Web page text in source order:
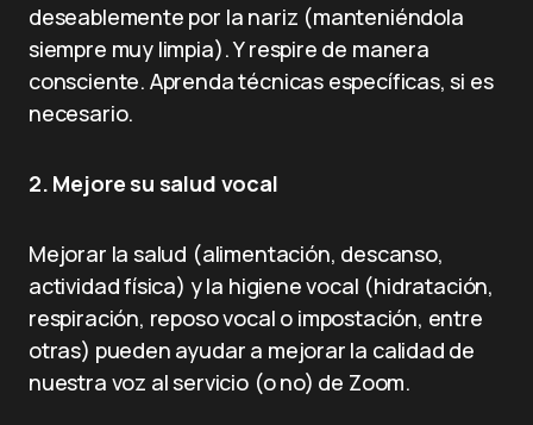
deseablemente por la nariz (manteniéndola
siempre muy limpia). Y respire de manera
consciente. Aprenda técnicas específicas, si es
necesario.
2. Mejore su salud vocal
Mejorar la salud (alimentación, descanso,
actividad física) y la higiene vocal (hidratación,
respiración, reposo vocal o impostación, entre
otras) pueden ayudar a mejorar la calidad de
nuestra voz al servicio (o no) de Zoom.